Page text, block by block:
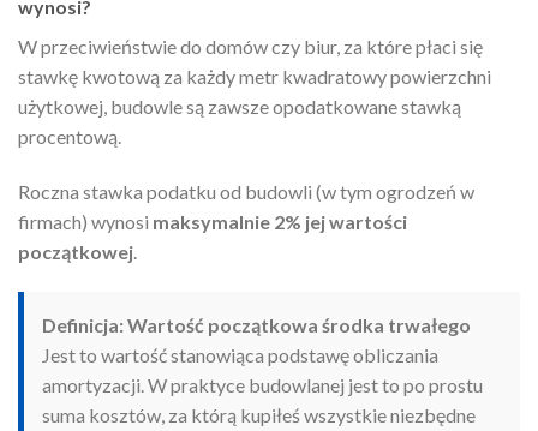
wynosi?
W przeciwieństwie do domów czy biur, za które płaci się
stawkę kwotową za każdy metr kwadratowy powierzchni
użytkowej, budowle są zawsze opodatkowane stawką
procentową.
Roczna stawka podatku od budowli (w tym ogrodzeń w
firmach) wynosi maksymalnie 2% jej wartości
początkowej.
Definicja: Wartość początkowa środka trwałego
Jest to wartość stanowiąca podstawę obliczania
amortyzacji. W praktyce budowlanej jest to po prostu
suma kosztów, za którą kupiłeś wszystkie niezbędne